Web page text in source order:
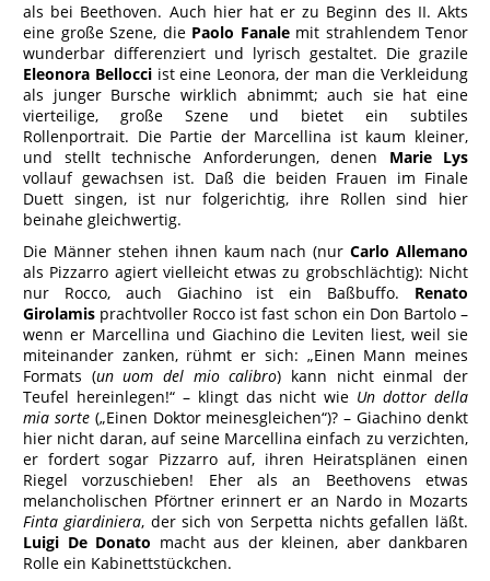
als bei Beethoven. Auch hier hat er zu Beginn des II. Akts
eine große Szene, die Paolo Fanalemit strahlendem Tenor
wunderbar differenziert und lyrisch gestaltet. Die grazile
Eleonora Bellocciist eine Leonora, der man die Verkleidung
als junger Bursche wirklich abnimmt; auch sie hat eine
vierteilige, große Szene und bietet ein subtiles
Rollenportrait. Die Partie der Marcellina ist kaum kleiner,
und stellt technische Anforderungen, denen Marie Lys
vollauf gewachsen ist. Daß die beiden Frauen im Finale
Duett singen, ist nur folgerichtig, ihre Rollen sind hier
beinahe gleichwertig.
Die Männer stehen ihnen kaum nach (nurCarlo Allemano
als Pizzarro agiert vielleicht etwas zu grobschlächtig): Nicht
nur Rocco, auch Giachino ist ein Baßbuffo. Renato
Girolamis prachtvoller Rocco ist fast schon ein Don Bartolo –
wenn er Marcellina und Giachino die Leviten liest, weil sie
miteinander zanken, rühmt er sich: „Einen Mann meines
Formats (un uom del mio calibro) kann nicht einmal der
Teufel hereinlegen!“ – klingt das nicht wie Un dottor della
mia sorte („Einen Doktor meinesgleichen“)? – Giachino denkt
hier nicht daran, auf seine Marcellina einfach zu verzichten,
er fordert sogar Pizzarro auf, ihren Heiratsplänen einen
Riegel vorzuschieben! Eher als an Beethovens etwas
melancholischen Pförtner erinnert er an Nardo in Mozarts
Finta giardiniera, der sich von Serpetta nichts gefallen läßt.
Luigi De Donato macht aus der kleinen, aber dankbaren
Rolle ein Kabinettstückchen.